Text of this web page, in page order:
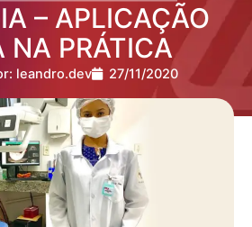
– APLICAÇÃO
NA PRÁTICA
leandro.dev 27/11/2020